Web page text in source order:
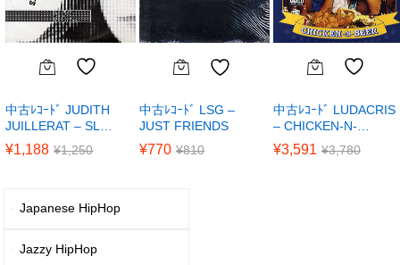
中古ﾚｺｰﾄﾞ JUDITH
JUILLERAT – SL…
¥1,188 ¥1,250
中古ﾚｺｰﾄﾞ LSG –
JUST FRIENDS
¥770 ¥810
中古ﾚｺｰﾄﾞ LUDACRIS
– CHICKEN-N-…
¥3,591 ¥3,780
Japanese HipHop
Jazzy HipHop